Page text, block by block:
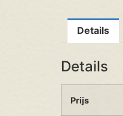
Details
Details
Prijs